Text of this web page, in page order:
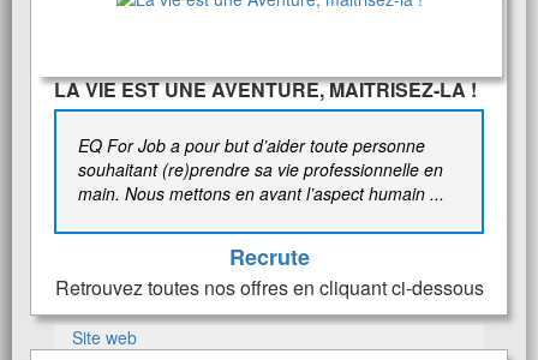
LA VIE EST UNE AVENTURE, MAITRISEZ-LA !
EQ For Job a pour but d’aider toute personne
souhaitant (re)prendre sa vie professionnelle en
main. Nous mettons en avant l’aspect humain ...
Recrute
Retrouvez toutes nos offres en cliquant ci-dessous
Site web